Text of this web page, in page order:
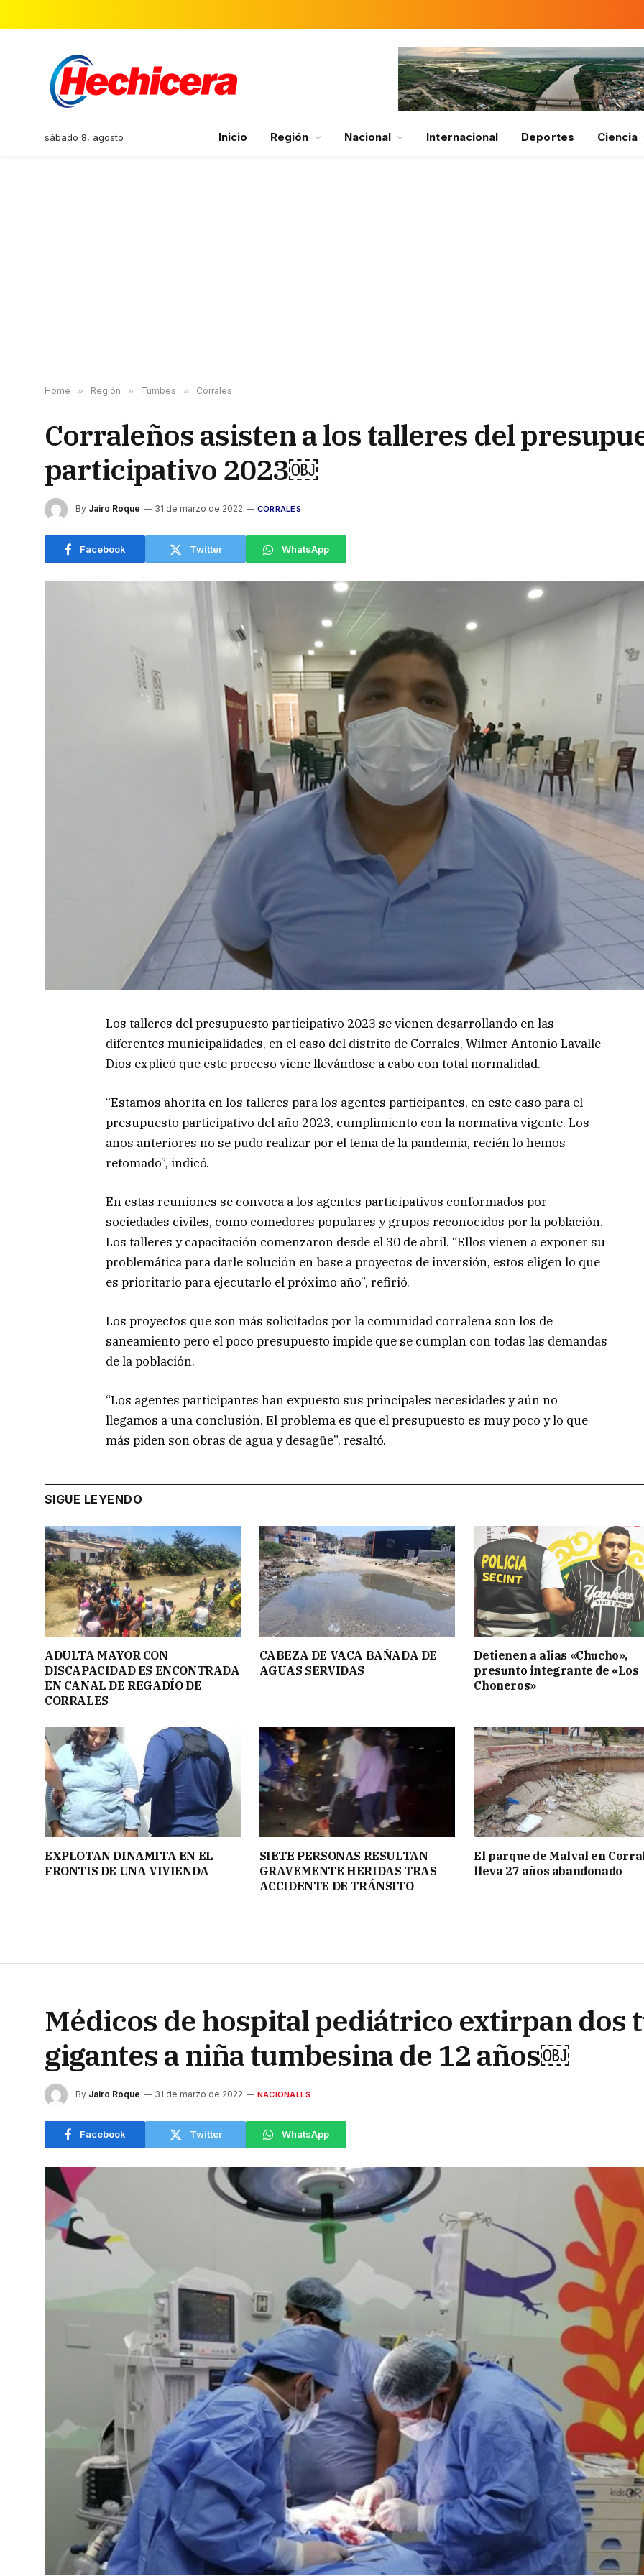
sábado 8, agosto Inicio Región Nacional Internacional Deportes Ciencia
Home » Región » Tumbes » Corrales
Corraleños asisten a los talleres del
participativo 2023￼
By Jairo Roque 31 de marzo de 2022 CORRALES
Facebook Twitter WhatsApp
Los talleres del presupuesto participativo 2023 se vienen desarrollando en las
diferentes municipalidades, en el caso del distrito de Corrales, Wilmer Antonio Lavalle
Dios explicó que este proceso viene llevándose a cabo con total normalidad.
“Estamos ahorita en los talleres para los agentes participantes, en este caso para el
presupuesto participativo del año 2023, cumplimiento con la normativa vigente. Los
años anteriores no se pudo realizar por el tema de la pandemia, recién lo hemos
retomado”, indicó.
En estas reuniones se convoca a los agentes participativos conformados por
sociedades civiles, como comedores populares y grupos reconocidos por la población.
Los talleres y capacitación comenzaron desde el 30 de abril. “Ellos vienen a exponer su
problemática para darle solución en base a proyectos de inversión, estos eligen lo que
es prioritario para ejecutarlo el próximo año”, refirió.
Los proyectos que son más solicitados por la comunidad corraleña son los de
saneamiento pero el poco presupuesto impide que se cumplan con todas las demandas
de la población.
“Los agentes participantes han expuesto sus principales necesidades y aún no
llegamos a una conclusión. El problema es que el presupuesto es muy poco y lo que
más piden son obras de agua y desagüe”, resaltó.
SIGUE LEYENDO
ADULTA MAYOR CON
DISCAPACIDAD ES ENCONTRADA
EN CANAL DE REGADÍO DE
CORRALES
CABEZA DE VACA BAÑADA DE
AGUAS SERVIDAS
Detienen a alias «Chucho»,
presunto integrante de «Los
Choneros»
EXPLOTAN DINAMITA EN EL
FRONTIS DE UNA VIVIENDA
SIETE PERSONAS RESULTAN
GRAVEMENTE HERIDAS TRAS
ACCIDENTE DE TRÁNSITO
El parque de Malval en
lleva 27 años abandonado
Médicos de hospital pediátrico extirpan dos
gigantes a niña tumbesina de 12 años￼
By Jairo Roque 31 de marzo de 2022 NACIONALES
Facebook Twitter WhatsApp